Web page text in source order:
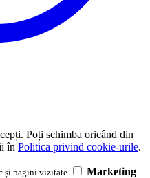
Poți schimba oricând din
în Politica privind cookie-urile.
și pagini vizitate Marketing